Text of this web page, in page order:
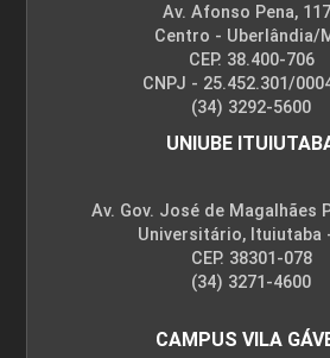
Av. Afonso Pena,
Centro - Uberlândia/
CEP. 38.400-706
CNPJ - 25.452.301/
(34) 3292-5600
UNIUBE
Av. Gov. José de Magalhães
Universitário, Ituiutaba
CEP. 38301-078
(34) 3271-4600
CAMPUS VILA